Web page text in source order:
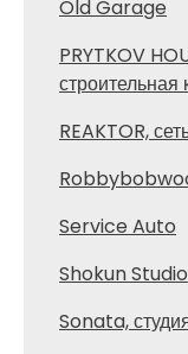
Old Garage
PRYTKOV
строительная
REAKTOR,
Service Auto
Shokun Studio
Sonata,